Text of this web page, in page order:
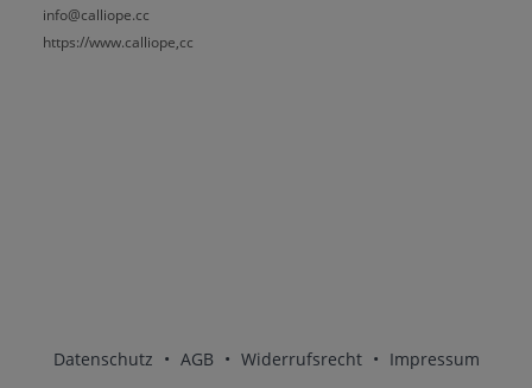
info@calliope.cc
https://www.calliope,cc
Datenschutz • AGB • Widerrufsrecht • Impressum